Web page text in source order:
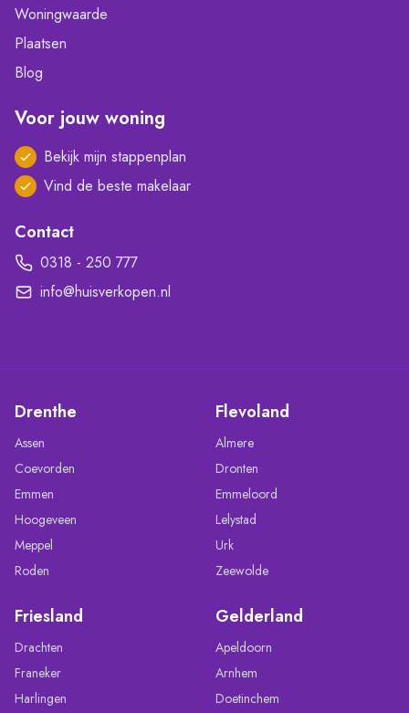
Woningwaarde
Plaatsen
Blog
Voor jouw woning
Bekijk mijn stappenplan
Vind de beste makelaar
Contact
0318 - 250 777
info@huisverkopen.nl
Drenthe
Assen
Coevorden
Emmen
Hoogeveen
Meppel
Roden
Flevoland
Almere
Dronten
Emmeloord
Lelystad
Urk
Zeewolde
Friesland
Drachten
Franeker
Harlingen
Gelderland
Apeldoorn
Arnhem
Doetinchem